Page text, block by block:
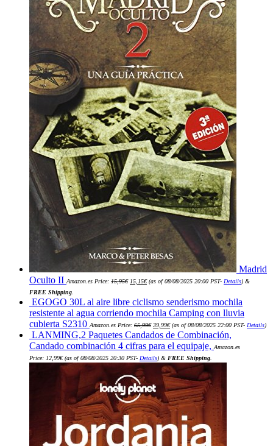
Madrid
Oculto II Amazon.es Price: 15,95€ precio
era:
15,95€.
15,15€precio
es:
15,15€.
(as of 08/08/2025 20:00 PST- Details) &
FREE Shipping
EGOGO 30L al aire libre ciclismo senderismo mochila
resistente al agua corriendo mochila Camping con lluvia
cubierta S2310 Amazon.es Price: 65,99€ precio
original
era:
65,99€.
39,99€precio
actual
es:
39,99€.
(as of 08/08/2025 22:00 PST- Details)
LANMING,2 Paquetes Candados de Combinación,
Candado combinación 4 cifras para el equipaje, Amazon.es
Price: 12,99€(as of 08/08/2025 20:30 PST- Details) & FREE Shipping